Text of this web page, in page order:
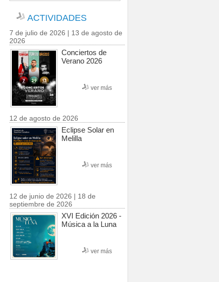
ACTIVIDADES
7 de julio de 2026 | 13 de agosto de
2026
Conciertos de
Verano 2026
ver más
12 de agosto de 2026
Eclipse Solar en
Melilla
ver más
12 de junio de 2026 | 18 de
septiembre de 2026
XVI Edición 2026 -
Música a la Luna
ver más